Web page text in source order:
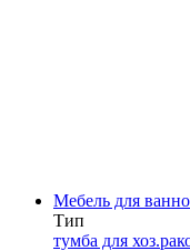
Мебель для
Тип
тумба для